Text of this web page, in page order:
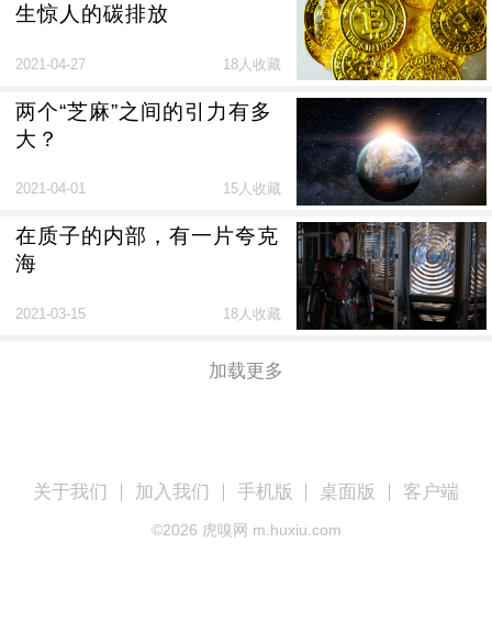
生惊人的碳排放
2021-04-27 18人收藏
两个“芝麻”之间的引力有多
大？
2021-04-01 15人收藏
在质子的内部，有一片夸克
海
2021-03-15 18人收藏
加载更多
关于我们 加入我们 手机版 桌面版 客户端
©2026 虎嗅网 m.huxiu.com